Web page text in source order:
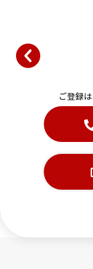
ご登録